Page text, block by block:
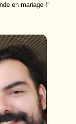
en mariage !”